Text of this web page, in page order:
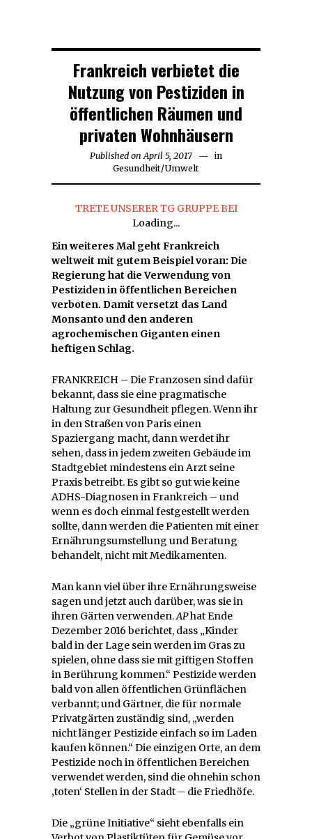
Frankreich verbietet die
Nutzung von Pestiziden in
öffentlichen Räumen und
privaten Wohnhäusern
Published on April 5, 2017
in
Gesundheit/Umwelt
TRETE UNSERER TG GRUPPE BEI
Loading...
Ein weiteres Mal geht Frankreich
weltweit mit gutem Beispiel voran: Die
Regierung hat die Verwendung von
Pestiziden in öffentlichen Bereichen
verboten. Damit versetzt das Land
Monsanto und den anderen
agrochemischen Giganten einen
heftigen Schlag.
FRANKREICH – Die Franzosen sind dafür
bekannt, dass sie eine pragmatische
Haltung zur Gesundheit pflegen. Wenn ihr
in den Straßen von Paris einen
Spaziergang macht, dann werdet ihr
sehen, dass in jedem zweiten Gebäude im
Stadtgebiet mindestens ein Arzt seine
Praxis betreibt. Es gibt so gut wie keine
ADHS-Diagnosen in Frankreich – und
wenn es doch einmal festgestellt werden
sollte, dann werden die Patienten mit einer
Ernährungsumstellung und Beratung
behandelt, nicht mit Medikamenten.
Man kann viel über ihre Ernährungsweise
sagen und jetzt auch darüber, was sie in
ihren Gärten verwenden.APhat Ende
Dezember 2016 berichtet, dass „Kinder
bald in der Lage sein werden im Gras zu
spielen, ohne dass sie mit giftigen Stoffen
in Berührung kommen.“ Pestizide werden
bald von allen öffentlichen Grünflächen
verbannt; und Gärtner, die für normale
Privatgärten zuständig sind, „werden
nicht länger Pestizide einfach so im Laden
kaufen können.“ Die einzigen Orte, an dem
Pestizide noch in öffentlichen Bereichen
verwendet werden, sind die ohnehin schon
‚toten‘ Stellen in der Stadt – die Friedhöfe.
Die „grüne Initiative“ sieht ebenfalls ein